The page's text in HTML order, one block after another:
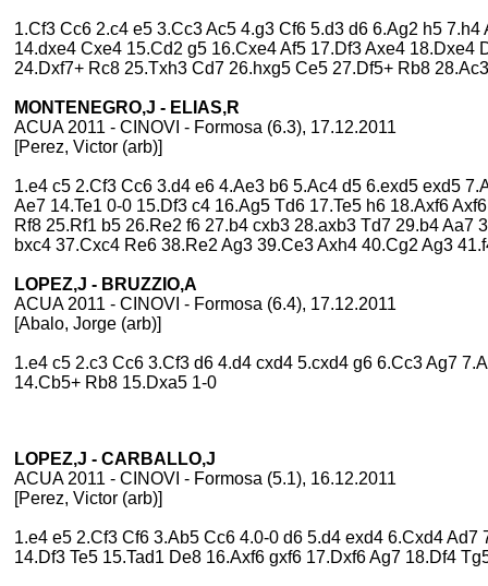
1.Cf3 Cc6 2.c4 e5 3.Cc3 Ac5 4.g3 Cf6 5.d3 d6 6.Ag2 h5
14.dxe4 Cxe4 15.Cd2 g5 16.Cxe4 Af5 17.Df3 Axe4
24.Dxf7+ Rc8 25.Txh3 Cd7 26.hxg5 Ce5 27.Df5+ Rb8
MONTENEGRO,J - ELIAS,R
ACUA 2011 - CINOVI - Formosa (6.3), 17.12.2011
[Perez, Victor (arb)]
1.e4 c5 2.Cf3 Cc6 3.d4 e6 4.Ae3 b6 5.Ac4 d5 6.exd5 exd5
Ae7 14.Te1 0-0 15.Df3 c4 16.Ag5 Td6 17.Te5 h6 18.Axf6
Rf8 25.Rf1 b5 26.Re2 f6 27.b4 cxb3 28.axb3 Td7 29.b4
bxc4 37.Cxc4 Re6 38.Re2 Ag3 39.Ce3 Axh4 40.Cg2 Ag3
LOPEZ,J - BRUZZIO,A
ACUA 2011 - CINOVI - Formosa (6.4), 17.12.2011
[Abalo, Jorge (arb)]
1.e4 c5 2.c3 Cc6 3.Cf3 d6 4.d4 cxd4 5.cxd4 g6 6.Cc3 Ag7
14.Cb5+ Rb8 15.Dxa5 1-0
LOPEZ,J - CARBALLO,J
ACUA 2011 - CINOVI - Formosa (5.1), 16.12.2011
[Perez, Victor (arb)]
1.e4 e5 2.Cf3 Cf6 3.Ab5 Cc6 4.0-0 d6 5.d4 exd4 6.Cxd4
14.Df3 Te5 15.Tad1 De8 16.Axf6 gxf6 17.Dxf6 Ag7 18.Df4